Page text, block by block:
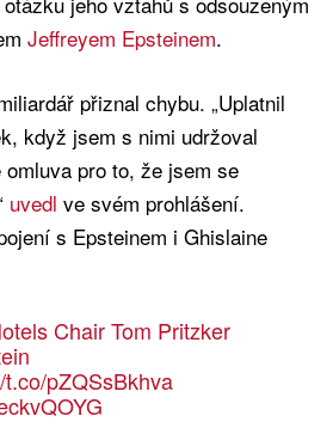
Jeffreyem Epsteinem.
přiznal chybu. „Uplatnil
když jsem s nimi udržoval
pro to, že jsem se
uvedl ve svém prohlášení.
s Epsteinem i Ghislaine
Chair Tom Pritzker
t.co/pZQSsBkhva